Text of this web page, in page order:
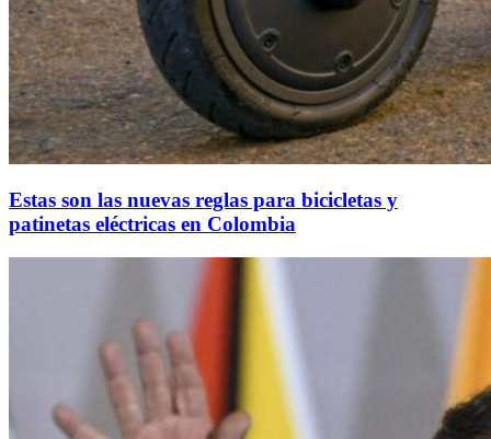
Estas son las nuevas reglas para bicicletas y
patinetas eléctricas en Colombia